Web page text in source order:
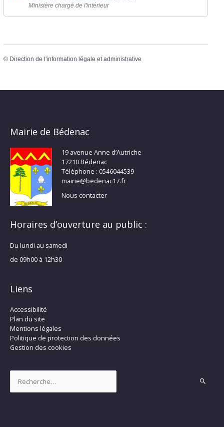
Ministère chargé de l'intérieur
© Direction de l'information légale et administrative
Mairie de Bédenac
19 avenue Anne d’Autriche
17210 Bédenac
Téléphone : 0546044539
mairie@bedenac17.fr
Nous contacter
Horaires d’ouverture au public :
Du lundi au samedi
de 09h00 à 12h30
Liens
Accessibilité
Plan du site
Mentions légales
Politique de protection des données
Gestion des cookies